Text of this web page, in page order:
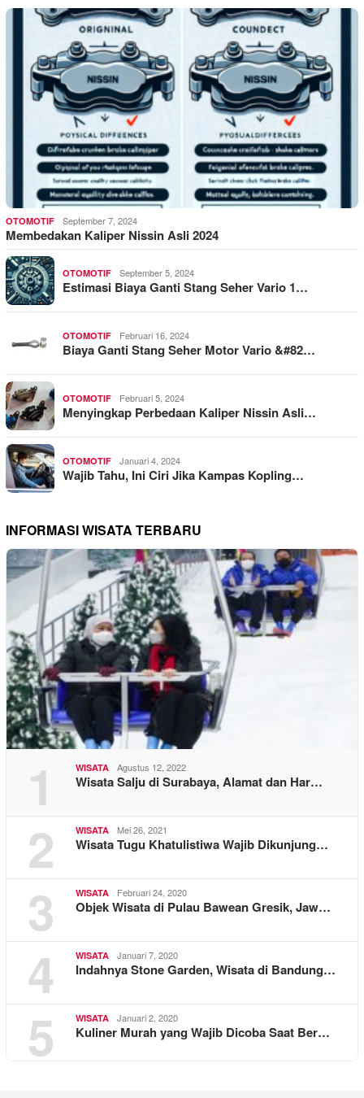
OTOMOTIF September 7, 2024
Membedakan Kaliper Nissin Asli 2024
OTOMOTIF September 5, 2024
Estimasi Biaya Ganti Stang Seher Vario 1…
OTOMOTIF Februari 16, 2024
Biaya Ganti Stang Seher Motor Vario &#82…
OTOMOTIF Februari 5, 2024
Menyingkap Perbedaan Kaliper Nissin Asli…
OTOMOTIF Januari 4, 2024
Wajib Tahu, Ini Ciri Jika Kampas Kopling…
INFORMASI WISATA TERBARU
1 WISATA Agustus 12, 2022
Wisata Salju di Surabaya, Alamat dan Har…
2 WISATA Mei 26, 2021
Wisata Tugu Khatulistiwa Wajib Dikunjung…
3 WISATA Februari 24, 2020
Objek Wisata di Pulau Bawean Gresik, Jaw…
4 WISATA Januari 7, 2020
Indahnya Stone Garden, Wisata di Bandung…
5 WISATA Januari 2, 2020
Kuliner Murah yang Wajib Dicoba Saat Ber…